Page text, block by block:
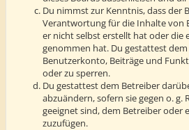
Du nimmst zur Kenntnis, dass der
Verantwortung für die Inhalte von
er nicht selbst erstellt hat oder die
genommen hat. Du gestattest
Benutzerkonto, Beiträge und
oder zu sperren.
Du gestattest dem Betreiber
abzuändern, sofern sie gegen o. g.
geeignet sind, dem Betreiber oder
zuzufügen.